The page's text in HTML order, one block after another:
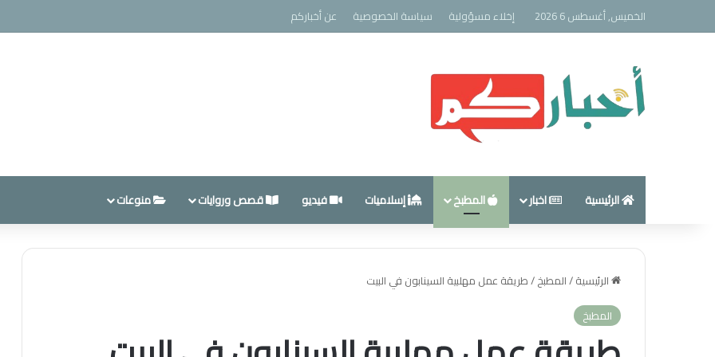
الخميس, أغسطس 6 2026 إخلاء مسؤولية سياسة الخصوصية عن أخباركم
الرئيسية اخبار المطبخ إسلاميات فيديو قصص وروايات منوعات
الرئيسية/المطبخ/طريقة عمل مهلبية السينابون في البيت
المطبخ